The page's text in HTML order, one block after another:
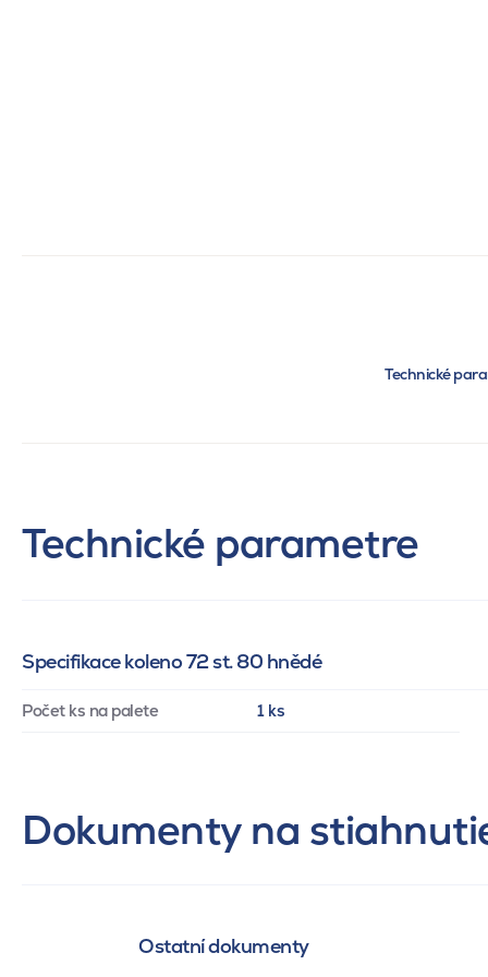
Technické
Technické parametre
Specifikace koleno 72 st. 80 hnědé
Počet ks na palete 1 ks
Dokumenty na
Ostatní dokumenty